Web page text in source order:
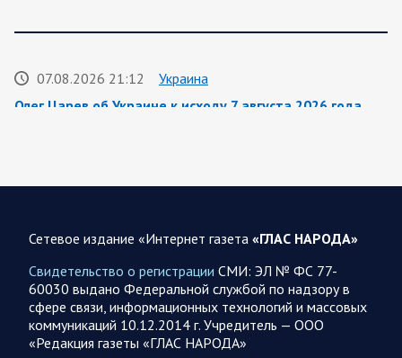
07.08.2026 21:12
Украина
Олег Царев об Украине к исходу 7 августа 2026 года
Фронтовая сводка Олега Царева на вечер 7 августа
На Херсонском фронте наши дронщики бьют по
автомобилям, системам связи и РЭБ в Херсоне и сёлах
правобережья. Враг обстрелял за…
Сетевое издание «Интернет газета «ГЛАС НАРОДА»
Свидетельство о регистрации СМИ: ЭЛ № ФС 77-
60030 выдано Федеральной службой по надзору в
сфере связи, информационных технологий и массовых
коммуникаций 10.12.2014 г. Учредитель — ООО
«Редакция газеты «ГЛАС НАРОДА»